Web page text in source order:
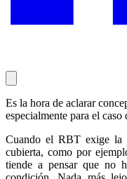
Es la hora de aclarar
especialmente para el caso
Cuando el RBT exige la
cubierta, como por
tiende a pensar que no